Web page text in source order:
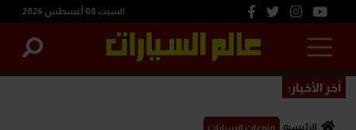
السبت 08 أغسطس 2026
آخر الأخبار:
الرئيسية منوعات السيارات